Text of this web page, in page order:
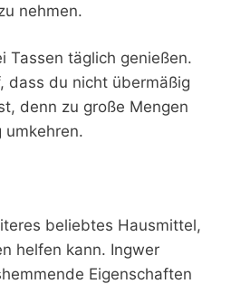
nehmen.
Tassen täglich genießen.
dass du nicht übermäßig
denn zu große Mengen
umkehren.
beliebtes Hausmittel,
helfen kann. Ingwer
Eigenschaften